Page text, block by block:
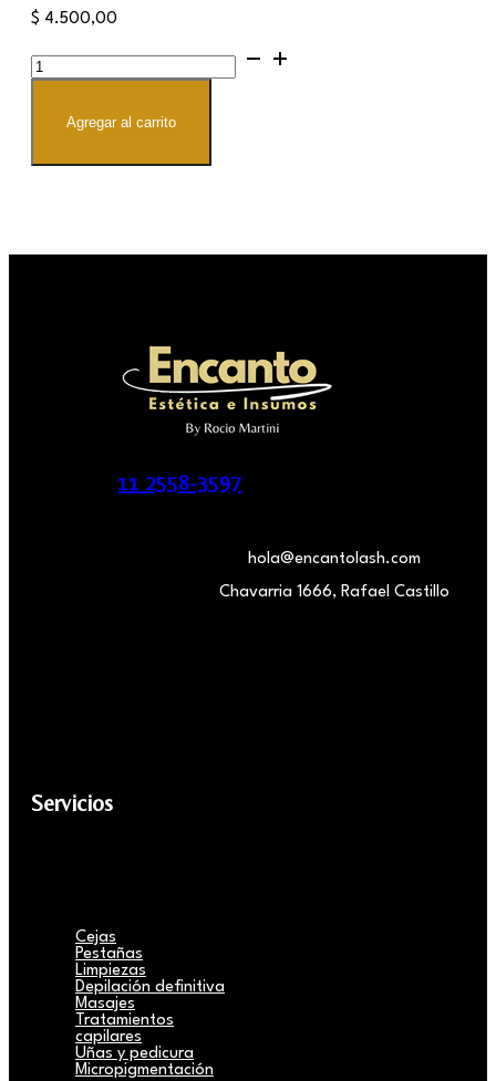
$ 4.500,00
Contenedor
Hermetico
para
cantidadAgregar al carrito
11 2558-3597
hola@encantolash.com
Chavarria 1666, Rafael Castillo
Servicios
Cejas
Pestañas
Limpiezas
Depilación definitiva
Masajes
Tratamientos
capilares
Uñas y pedicura
Micropigmentación